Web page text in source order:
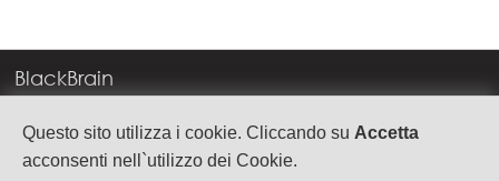
Questo sito utilizza i cookie. Cliccando su Accetta
acconsenti nell`utilizzo dei Cookie.
BlackBrain
Corso Milano, 83
37138 Verona